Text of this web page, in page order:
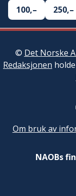
100,–
250,–
© Det Norske
Redaksjonen
Om bruk av
NAOBs